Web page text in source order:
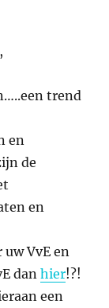
trend
en
de
en
VvE en
danhier!?!
een